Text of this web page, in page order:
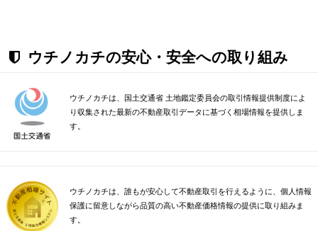
ウチノカチの安心・安全への取り組み
ウチノカチは、国土交通省 土地鑑定委員会の取引情報提供制度によ
り収集された最新の不動産取引データに基づく相場情報を提供しま
す。
ウチノカチは、誰もが安心して不動産取引を行えるように、個人情報
保護に留意しながら品質の高い不動産価格情報の提供に取り組みま
す。